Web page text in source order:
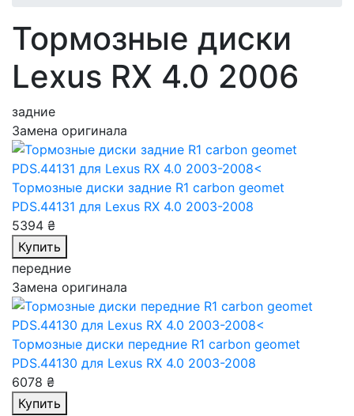
Тормозные диски
Lexus RX 4.0 2006
задние
Замена оригинала
Тормозные диски задние R1 carbon geomet
PDS.44131 для Lexus RX 4.0 2003-2008
5394 ₴
Купить
передние
Замена оригинала
Тормозные диски передние R1 carbon geomet
PDS.44130 для Lexus RX 4.0 2003-2008
6078 ₴
Купить